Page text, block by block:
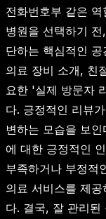
전화번호부 같은
병원을 선택하기
단하는 핵심적인
의료 장비 소개, 친
요한 '실제 방문자
다. 긍정적인 리뷰
변하는 모습을 보
에 대한 긍정적인
부족하거나 부정적
의료 서비스를 제
다. 결국, 잘 관리